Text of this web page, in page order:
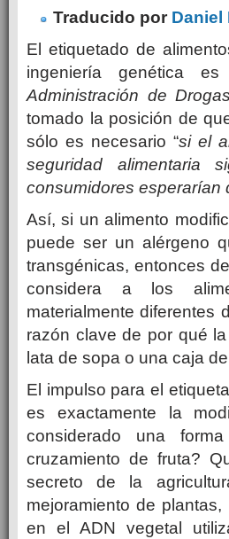
Traducido por Daniel
El etiquetado de
ingeniería genética
Administración de
tomado la posición de
sólo es necesario “si el
seguridad alimentaria
consumidores esperarían
Así, si un alimento
puede ser un alérgeno
transgénicas, entonces
considera a los
materialmente diferentes
razón clave de por qué
lata de sopa o una caja
El impulso para el
es exactamente la
considerado una
cruzamiento de fruta?
secreto de la
mejoramiento de
en el ADN vegetal